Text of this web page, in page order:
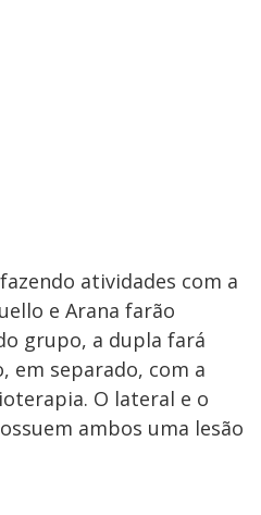
atividades com a
e Arana farão
grupo, a dupla fará
em separado, com a
O lateral e o
ambos uma lesão